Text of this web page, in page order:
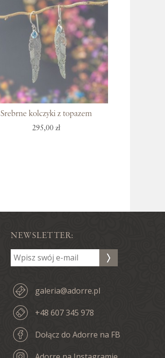
Srebrne kolczyki z topazem
295,00 zł
NEWSLETTER:
galeria@adorre.pl
+48 607 345 978
Dołącz do Adorre na FB